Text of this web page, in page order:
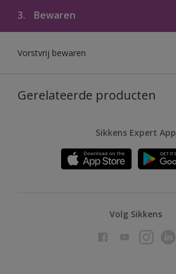
3. Bewaren
Vorstvrij bewaren
Gerelateerde producten
Sikkens Expert App
Volg Sikkens